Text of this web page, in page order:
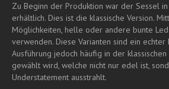
Zu Beginn der Produktion war der Sessel
erhältlich. Dies ist die klassische Version.
Möglichkeiten, helle oder andere bunte
verwenden. Diese Varianten sind ein echter
Ausführung jedoch häufig in der klassischen
gewählt wird, welche nicht nur edel ist,
Understatement ausstrahlt.